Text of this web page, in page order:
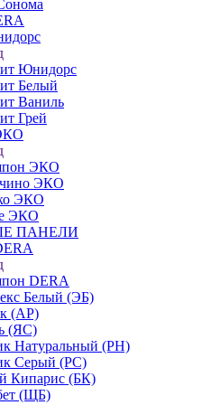
Юнидорс
Белый
Ваниль
Грей
ЭКО
ЭКО
ЭКО
ЭКО
ПАНЕЛИ
DERA
Белый (ЭБ)
(АР)
(ЯС)
Натуральный (РН)
Серый (РС)
Кипарис (БК)
(ЩБ)